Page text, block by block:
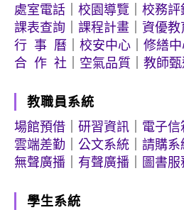
處室電話
校園導覽
校務評
課表查詢
課程計畫
資優教
行 事 曆
校安中心
修繕
合 作 社
空氣品質 教師
教職員系統
場館預借
研習資訊
電子信
雲端差勤
公文系統
請購系
無聲廣播
有聲廣播 圖書服
學生系統